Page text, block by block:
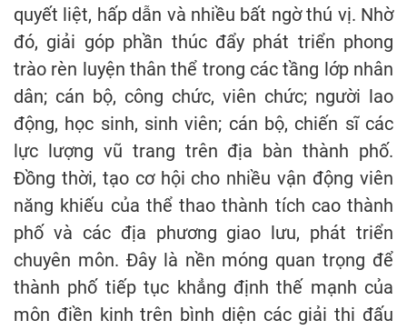
quyết liệt, hấp dẫn và nhiều bất ngờ thú vị. Nhờ
đó, giải góp phần thúc đẩy phát triển phong
trào rèn luyện thân thể trong các tầng lớp nhân
dân; cán bộ, công chức, viên chức; người lao
động, học sinh, sinh viên; cán bộ, chiến sĩ các
lực lượng vũ trang trên địa bàn thành phố.
Đồng thời, tạo cơ hội cho nhiều vận động viên
năng khiếu của thể thao thành tích cao thành
phố và các địa phương giao lưu, phát triển
chuyên môn. Đây là nền móng quan trọng để
thành phố tiếp tục khẳng định thế mạnh của
môn điền kinh trên bình diện các giải thi đấu